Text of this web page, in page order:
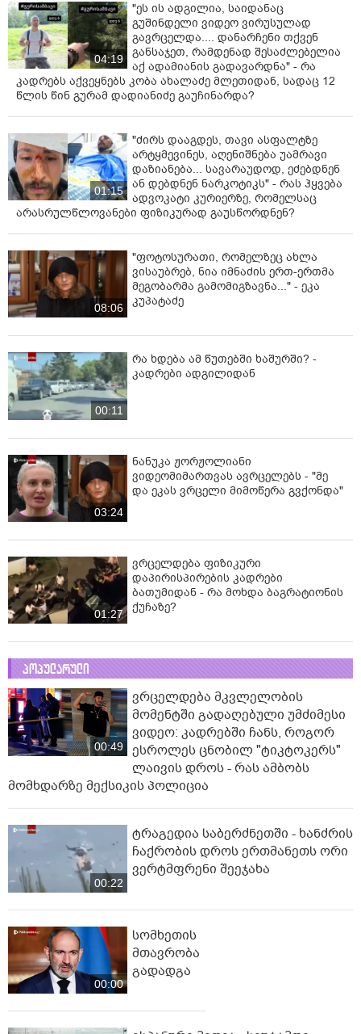
04:19
"ეს ის ადგილია, საიდანაც
გუშინდელი ვიდეო ვირუსულად
გავრცელდა.... დანარჩენი თქვენ
განსაჯეთ, რამდენად შესაძლებელია
აქ ადამიანის გადავარდნა" - რა
კადრებს აქვეყნებს კობა ახალაძე მლეთიდან, სადაც 12
წლის წინ გურამ დადიანიძე გაუჩინარდა?
01:15
"ძირს დააგდეს, თავი ასფალტზე
არტყმევინეს, აღენიშნება უამრავი
დაზიანება... სავარაუდოდ, ეძებდნენ
ან დებდნენ ნარკოტიკს" - რას ჰყვება
ადვოკატი კურიერზე, რომელსაც
არასრულწლოვანები ფიზიკურად გაუსწორდნენ?
08:06
"ფოტოსურათი, რომელზეც ახლა
ვისაუბრებ, ნია იმნაძის ერთ-ერთმა
მეგობარმა გამომიგზავნა..." - ეკა
კუპატაძე
00:11
რა ხდება ამ წუთებში ხაშურში? -
კადრები ადგილიდან
03:24
ნანუკა ჟორჟოლიანი
ვიდეომიმართვას ავრცელებს - "მე
და ეკას ვრცელი მიმოწერა გვქონდა"
01:27
ვრცელდება ფიზიკური
დაპირისპირების კადრები
ბათუმიდან - რა მოხდა ბაგრატიონის
ქუჩაზე?
პოპულარული
00:49
ვრცელდება მკვლელობის
მომენტში გადაღებული უმძიმესი
ვიდეო: კადრებში ჩანს, როგორ
ესროლეს ცნობილ "ტიკტოკერს"
ლაივის დროს - რას ამბობს
მომხდარზე მექსიკის პოლიცია
00:22
ტრაგედია საბერძნეთში - ხანძრის
ჩაქრობის დროს ერთმანეთს ორი
ვერტმფრენი შეეჯახა
00:00
სომხეთის
მთავრობა
გადადგა